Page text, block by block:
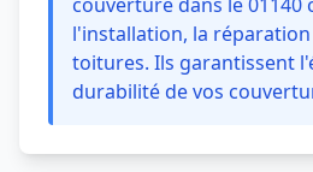
l'installation, la
toitures. Ils garantissent
durabilité de vos